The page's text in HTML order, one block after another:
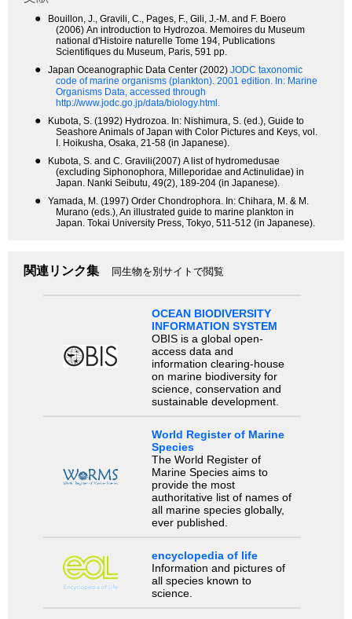
●
Bouillon, J., Gravili, C., Pages, F., Gili, J.-M. and F. Boero
(2006) An introduction to Hydrozoa. Memoires du Museum
national d'Histoire naturelle Tome 194, Publications
Scientifiques du Museum, Paris, 591 pp.
● Japan Oceanographic Data Center (2002) JODC taxonomic
code of marine organisms (plankton). 2001 edition. In: Marine
Organisms Data, accessed through
http://www.jodc.go.jp/data/biology.html.
●
Kubota, S. (1992) Hydrozoa. In: Nishimura, S. (ed.), Guide to
Seashore Animals of Japan with Color Pictures and Keys, vol.
I. Hoikusha, Osaka, 21-58 (in Japanese).
●
Kubota, S. and C. Gravili(2007) A list of hydromedusae
(excluding Siphonophora, Milleporidae and Actinulidae) in
Japan. Nanki Seibutu, 49(2), 189-204 (in Japanese).
●
Yamada, M. (1997) Order Chondrophora. In: Chihara, M. & M.
Murano (eds.), An illustrated guide to marine plankton in
Japan. Tokai University Press, Tokyo, 511-512 (in Japanese).
関連リンク集 同生物を別サイトで閲覧
OCEAN BIODIVERSITY
INFORMATION SYSTEM
OBIS is a global open-
access data and
information clearing-house
on marine biodiversity for
science, conservation and
sustainable development.
World Register of Marine
Species
The World Register of
Marine Species aims to
provide the most
authoritative list of names of
all marine species globally,
ever published.
encyclopedia of life
Information and pictures of
all species known to
science.